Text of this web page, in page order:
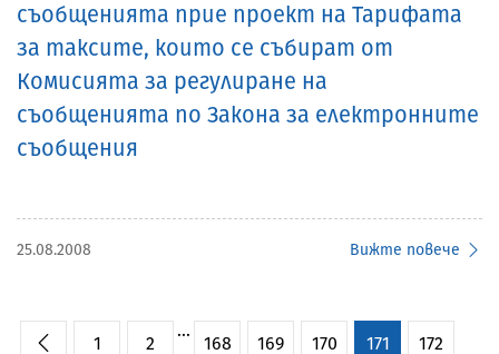
съобщенията прие проект на Тарифата
за таксите, които се събират от
Комисията за регулиране на
съобщенията по Закона за електронните
съобщения
25.08.2008 Вижте повече
1 2
...
168 169 170 171 172